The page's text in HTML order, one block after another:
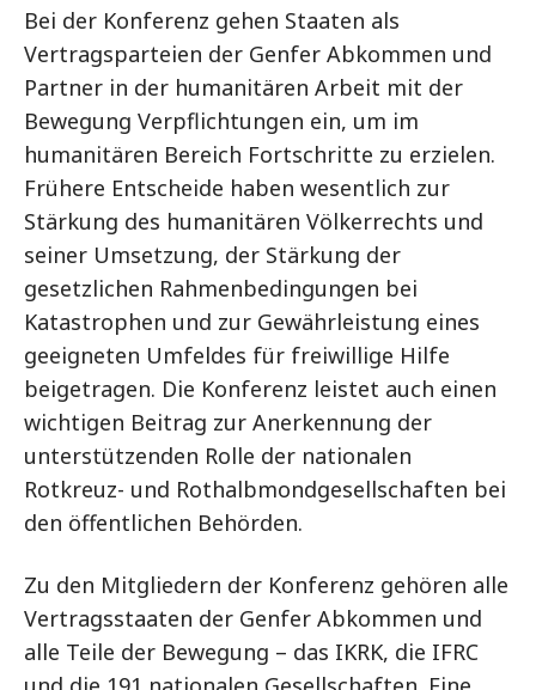
Bei der Konferenz gehen Staaten als
Vertragsparteien der Genfer Abkommen und
Partner in der humanitären Arbeit mit der
Bewegung Verpflichtungen ein, um im
humanitären Bereich Fortschritte zu erzielen.
Frühere Entscheide haben wesentlich zur
Stärkung des humanitären Völkerrechts und
seiner Umsetzung, der Stärkung der
gesetzlichen Rahmenbedingungen bei
Katastrophen und zur Gewährleistung eines
geeigneten Umfeldes für freiwillige Hilfe
beigetragen. Die Konferenz leistet auch einen
wichtigen Beitrag zur Anerkennung der
unterstützenden Rolle der nationalen
Rotkreuz- und Rothalbmondgesellschaften bei
den öffentlichen Behörden.
Zu den Mitgliedern der Konferenz gehören alle
Vertragsstaaten der Genfer Abkommen und
alle Teile der Bewegung – das IKRK, die IFRC